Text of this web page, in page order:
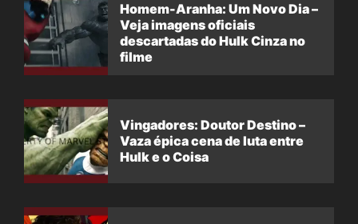
Homem-Aranha: Um Novo Dia –
Veja imagens oficiais
descartadas do Hulk Cinza no
filme
Vingadores: Doutor Destino –
Vaza épica cena de luta entre
Hulk e o Coisa